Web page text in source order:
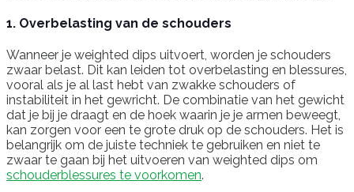
1. Overbelasting van de schouders
Wanneer je weighted dips uitvoert, worden je schouders
zwaar belast. Dit kan leiden tot overbelasting en blessures,
vooral als je al last hebt van zwakke schouders of
instabiliteit in het gewricht. De combinatie van het gewicht
dat je bij je draagt en de hoek waarin je je armen beweegt,
kan zorgen voor een te grote druk op de schouders. Het is
belangrijk om de juiste techniek te gebruiken en niet te
zwaar te gaan bij het uitvoeren van weighted dips om
schouderblessures te voorkomen.